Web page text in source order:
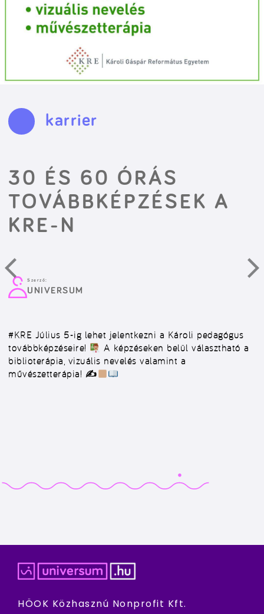
karrier
30 ÉS 60 ÓRÁS
TOVÁBBKÉPZÉSEK A
KRE-N
Szerző:
UNIVERSUM
#KRE Július 5-ig lehet jelentkezni a Károli pedagógus
továbbképzéseire!
A képzéseken belül választható a
biblioterápia, vizuális nevelés valamint a
művészetterápia! ✍
HÖOK Közhasznú Nonprofit Kft.